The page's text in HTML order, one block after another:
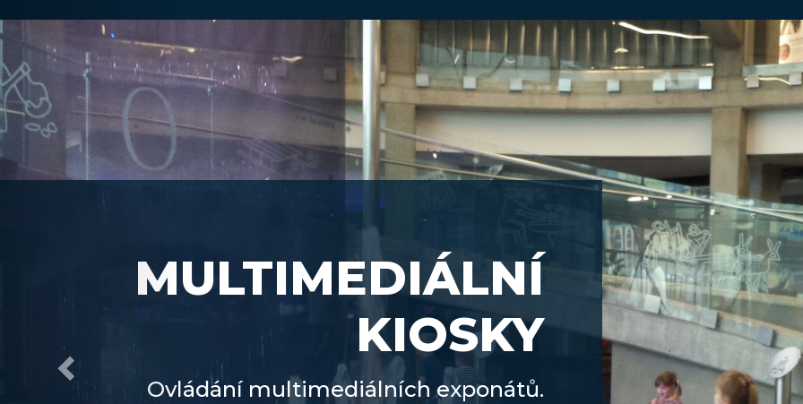
MULTIMEDIÁLNÍ
KIOSKY
Ovládání multimediálních exponátů.
Previous